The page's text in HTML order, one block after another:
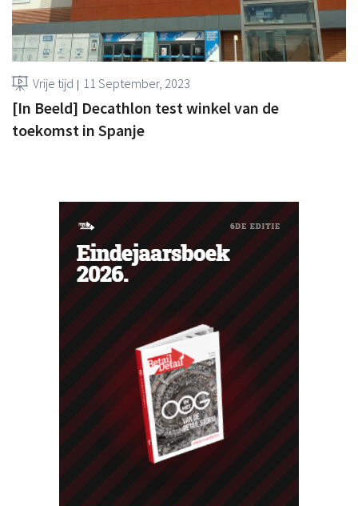
Vrije tijd 11 September, 2023
[In Beeld] Decathlon test winkel van de
toekomst in Spanje